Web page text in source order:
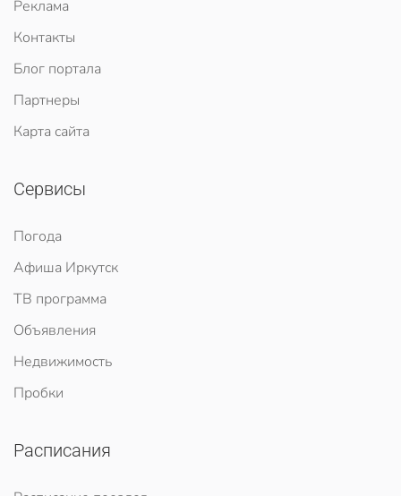
Реклама
Контакты
Блог портала
Партнеры
Карта сайта
Сервисы
Погода
Афиша Иркутск
ТВ программа
Объявления
Недвижимость
Пробки
Расписания